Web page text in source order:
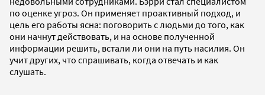
по оценке угроз. Он применяет проактивный подход, и
цель его работы ясна: поговорить с людьми до того, как
они начнут действовать, и на основе полученной
информации решить, встали ли они на путь насилия. Он
учит других, что спрашивать, когда отвечать и как
слушать.